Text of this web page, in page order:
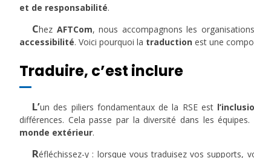
et de responsabilité.
Chez AFTCom, nous accompagnons les
accessibilité. Voici pourquoi la traduction est une
Traduire, c’est inclure
L’un des piliers fondamentaux de la RSE est
différences. Cela passe par la diversité dans les
monde extérieur.
Réfléchissez-y : lorsque vous traduisez vos supports,